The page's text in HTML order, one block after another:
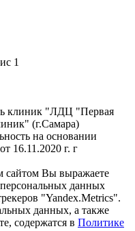
1
клиник "ЛДЦ "Первая
(г.Самара)
на основании
16.11.2020 г. г
сайтом Вы выражаете
данных
"Yandex.Metrics".
данных, а также
содержатся в Политике